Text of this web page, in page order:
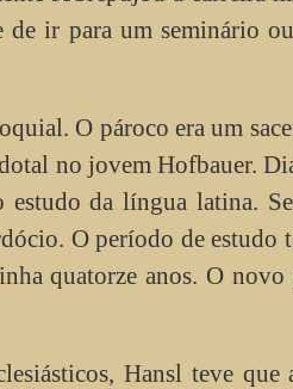
ir para um seminário
O pároco era um
no jovem Hofbauer.
da língua latina.
O período de estudo
quatorze anos. O
Hansl teve